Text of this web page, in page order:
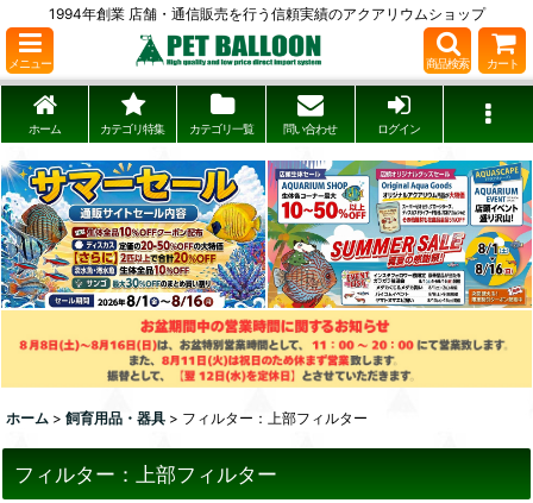
1994年創業 店舗・通信販売を行う信頼実績のアクアリウムショップ
メニュー 商品検索 カート
ホーム カテゴリ特集 カテゴリ一覧 問い合わせ ログイン
ホーム > 飼育用品・器具 > フィルター：上部フィルター
フィルター：上部フィルター